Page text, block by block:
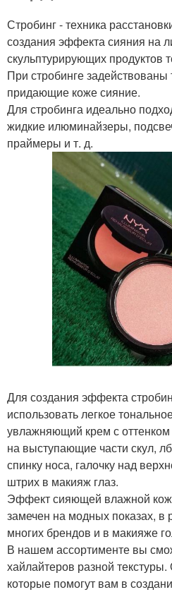
Стробинг - техника
создания эффекта сияния на
скульптурирующих продуктов
При стробинге задействованы
придающие коже сияние.
Для стробинга идеально
жидкие илюминайзеры,
праймеры и т. д.
Для создания эффекта
использовать легкое
увлажняющий крем с оттенком
на выступающие части скул,
спинку носа, галочку над
штрих в макияж глаз.
Эффект сияющей влажной
замечен на модных показах,
многих брендов и в макияже
В нашем ассортименте вы
хайлайтеров разной
которые помогут вам в